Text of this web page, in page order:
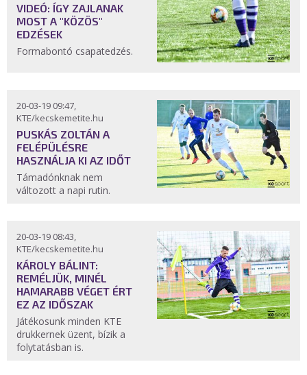
VIDEÓ: ÍGY ZAJLANAK
MOST A "KÖZÖS"
EDZÉSEK
Formabontó csapatedzés.
20-03-19 09:47,
KTE/kecskemetite.hu
PUSKÁS ZOLTÁN A
FELÉPÜLÉSRE
HASZNÁLJA KI AZ IDŐT
Támadónknak nem
változott a napi rutin.
20-03-19 08:43,
KTE/kecskemetite.hu
KÁROLY BÁLINT:
REMÉLJÜK, MINÉL
HAMARABB VÉGET ÉRT
EZ AZ IDŐSZAK
Játékosunk minden KTE
drukkernek üzent, bízik a
folytatásban is.